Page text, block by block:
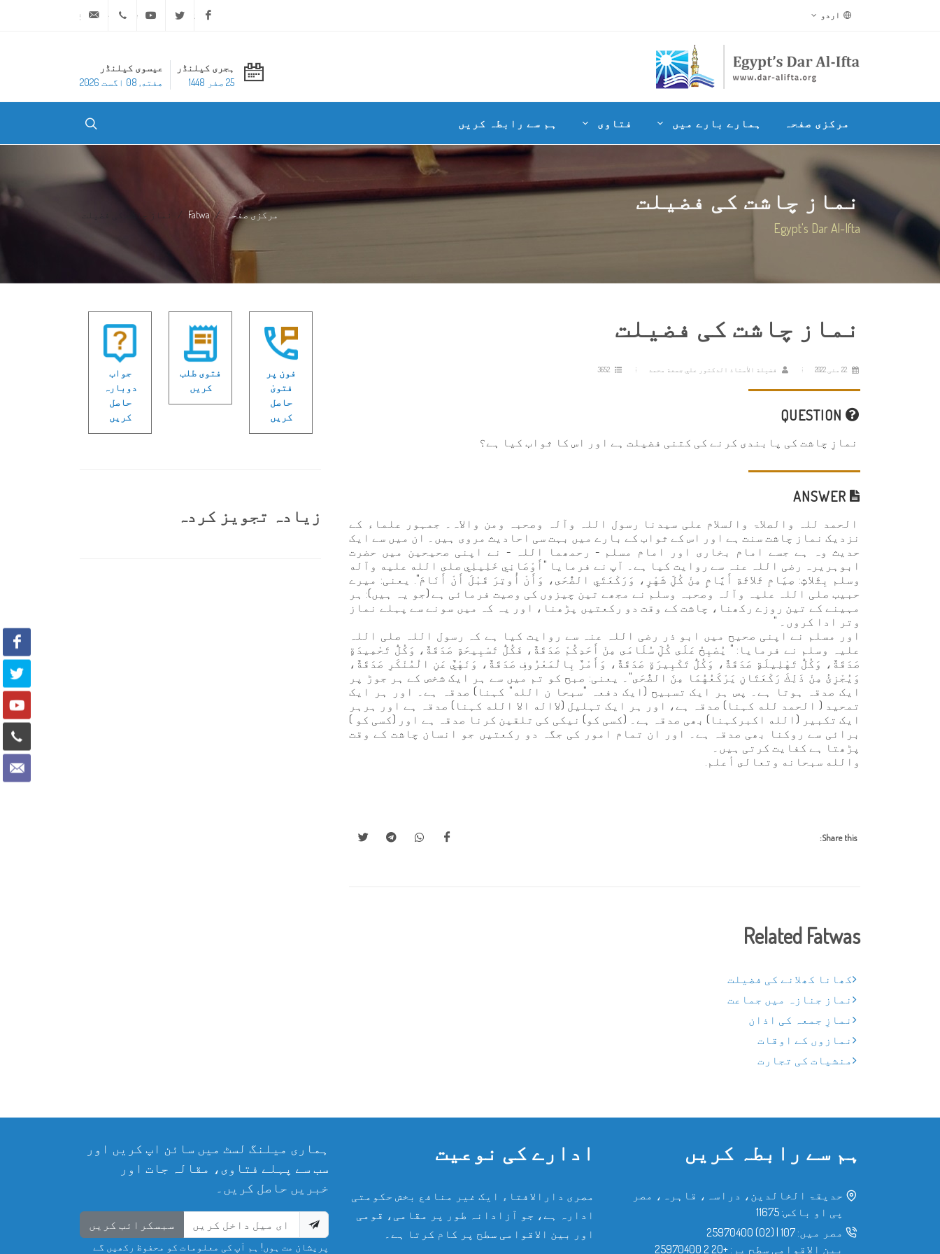
اردو Facebook
Twitter
Youtube
ہجری کیلنڈر
25 صفر 1448
عیسوی کیلنڈر
هفته, 08 اگست 2026
مرکزی صفحہ ہمارے بارے میں فتاوی ہم سے رابطہ کریں
نماز چاشت کی فضیلت
Egypt's Dar Al-Ifta
مرکزی صفحہ Fatwa نماز چاشت کی فضیلت
نماز چاشت کی فضیلت
فضيلة الأستاذ الدكتور علي جمعة محمد
نمازِ چاشت کی پابندی کرنے کی کتنی فضیلت ہے اور اس کا ثواب کیا ہے؟
الحمد للہ والصلاۃ والسلام علی سیدنا رسول اللہ وآلہ وصحبہ ومن والاہ۔ جمہور علماء کے
نزدیک نماز چاشت سنت ہے اور اس کے ثواب کے بارے میں بہت سی احادیث مروی ہیں۔ ان میں سے ایک
حدیث وہ ہے جسے امام بخاری اور امام مسلم - رحمھما اللہ - نے اپنی صحیحین میں حضرت
ابوہریرہ رضی اللہ عنہ سے روایت کیا ہے۔ آپ نے فرمایا "أَوْصَانِي خَلِيلِي صلى الله عليه وآله
وسلم بِثَلاثٍ: صِيَامِ ثَلاثَةِ أَيَّامٍ مِنْ كُلِّ شَهْرٍ، وَرَكْعَتَيِ الضُّحَى، وَأَنْ أُوتِرَ قَبْلَ أَنْ أَنَامَ". یعنی: میرے
حبیب صلی اللہ علیہ وآلہ وصحبہ وسلم نے مجھے تین چیزوں کی وصیت فرمائی ہے (جو یہ ہیں): ہر
مہینے کے تین روزے رکھنا، چاشت کے وقت دو رکعتیں پڑھنا، اور یہ کہ میں سونے سے پہلے نماز
وتر ادا کروں۔ "
اور مسلم نے اپنی صحیح میں ابو ذر رضی اللہ عنہ سے روایت کیا ہے کہ رسول اللہ صلی اللہ
علیہ وسلم نے فرمایا: " يُصْبِحُ عَلَى كُلِّ سُلَامَى مِنْ أَحَدِكُمْ صَدَقَةٌ، فَكُلُّ تَسْبِيحَةٍ صَدَقَةٌ، وَكُلُّ تَحْمِيدَةٍ
صَدَقَةٌ، وَكُلُّ تَهْلِيلَةٍ صَدَقَةٌ، وَكُلُّ تَكْبِيرَةٍ صَدَقَةٌ، وَأَمْرٌ بِالْمَعْرُوفِ صَدَقَةٌ، وَنَهْيٌ عَنِ الْمُنْكَرِ صَدَقَةٌ،
وَيُجْزِئُ مِنْ ذَلِكَ رَكْعَتَانِ يَرْكَعُهُمَا مِنَ الضُّحَى"۔ یعنی: صبح کو تم میں سے ہر ایک شخص کے ہر جوڑ پر
ایک صدقہ ہوتا ہے۔ پس ہر ایک تسبیح (ایک دفعہ "سبحا ن الله" کہنا) صدقہ ہے۔ اور ہر ایک
تمحید ( الحمد لله کہنا) صدقہ ہے، اور ہر ایک تہلیل (لااله الا الله کہنا) صدقہ ہے اور ہرہر
ایک تکبیر (الله اكبرکہنا) بھی صدقہ ہے۔ (کسی کو) نیکی کی تلقین کرنا صدقہ ہے اور (کسی کو )
برائی سے روکنا بھی صدقہ ہے۔ اور ان تمام امور کی جگہ دو رکعتیں جو انسان چاشت کے وقت
پڑھتا ہے کفایت کرتی ہیں۔
والله سبحانه وتعالى أعلم.
Share this:
Related Fatwas
کھانا کھلانے کی فضیلت
نماز جنازہ میں جماعت
نمازِ جمعہ کی اذان
نمازوں کے اوقات
منشیات کی تجارت
فون پر
فتویٰ
حاصل
کریں
فتوی طلب
کریں
جواب
دوبارہ
حاصل
کریں
زیادہ تجویز کردہ
ہم سے رابطہ کریں
حدیقۃ الخالدین، دراسہ، قاہرہ، مصر
پی او باکس: 11675
مصر میں: 107
(02) 25970400
بین الاقوامی سطح پر: +20 2 25970400
ادارے کی نوعیت
مصری دارالافتاء ایک غیر منافع بخش حکومتی
ادارہ ہے، جو آزادانہ طور پر مقامی، قومی
اور بین الاقوامی سطح پر کام کرتا ہے۔
ہماری میلنگ لسٹ میں سائن اپ کریں اور
سب سے پہلے فتاوی، مقالہ جات اور
خبریں حاصل کریں۔
سبسکرائب کریں
پریشان مت ہوں! ہم آپ کی معلومات کو محفوظ رکھیں گے